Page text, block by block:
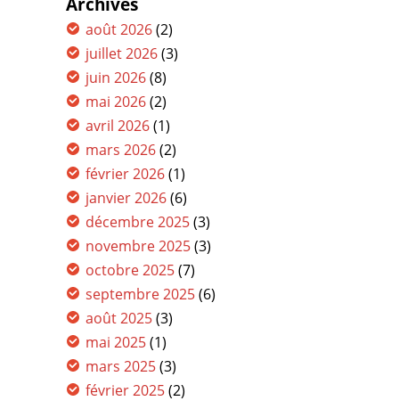
août 2026(2)
juillet 2026(3)
juin 2026(8)
mai 2026(2)
avril 2026(1)
mars 2026(2)
février 2026(1)
janvier 2026(6)
décembre 2025(3)
novembre 2025(3)
octobre 2025(7)
septembre 2025(6)
août 2025(3)
mai 2025(1)
mars 2025(3)
février 2025(2)